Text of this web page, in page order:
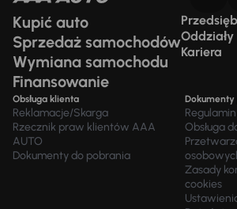
Kupić auto
Sprzedaż samochodów
Wymiana samochodu
Finansowanie
Oddziały
Kariera
Obsługa klienta
Reklamacje/Skarga
Rzecznik praw klientów AAA
AUTO
Dokumenty do pobrania
Obsługa
Zasady
cookies